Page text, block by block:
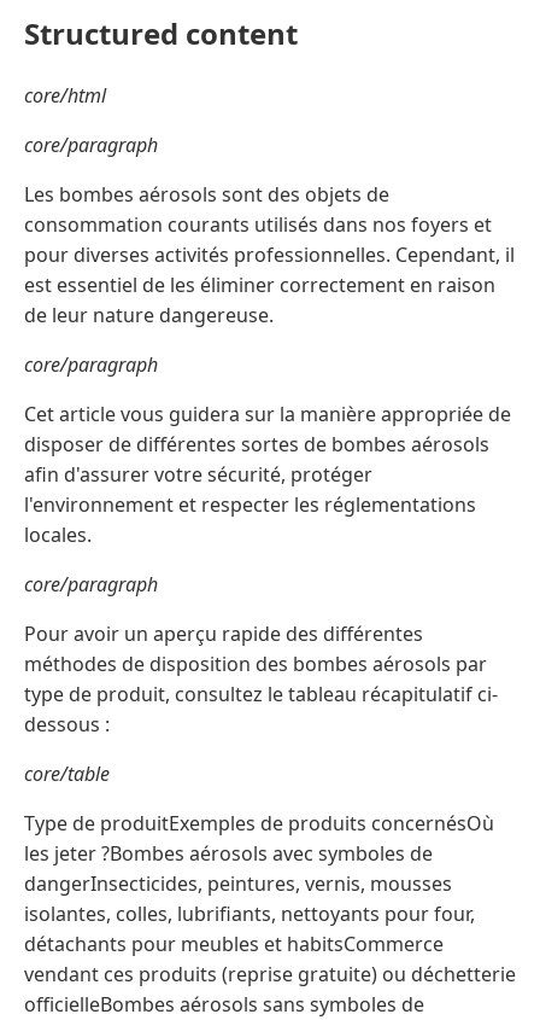
Structured content
core/html
core/paragraph
Les bombes aérosols sont des objets de
consommation courants utilisés dans nos foyers et
pour diverses activités professionnelles. Cependant, il
est essentiel de les éliminer correctement en raison
de leur nature dangereuse.
core/paragraph
Cet article vous guidera sur la manière appropriée de
disposer de différentes sortes de bombes aérosols
afin d'assurer votre sécurité, protéger
l'environnement et respecter les réglementations
locales.
core/paragraph
Pour avoir un aperçu rapide des différentes
méthodes de disposition des bombes aérosols par
type de produit, consultez le tableau récapitulatif ci-
dessous :
core/table
Type de produitExemples de produits concernésOù
les jeter ?Bombes aérosols avec symboles de
dangerInsecticides, peintures, vernis, mousses
isolantes, colles, lubrifiants, nettoyants pour four,
détachants pour meubles et habitsCommerce
vendant ces produits (reprise gratuite) ou déchetterie
officielleBombes aérosols sans symboles de